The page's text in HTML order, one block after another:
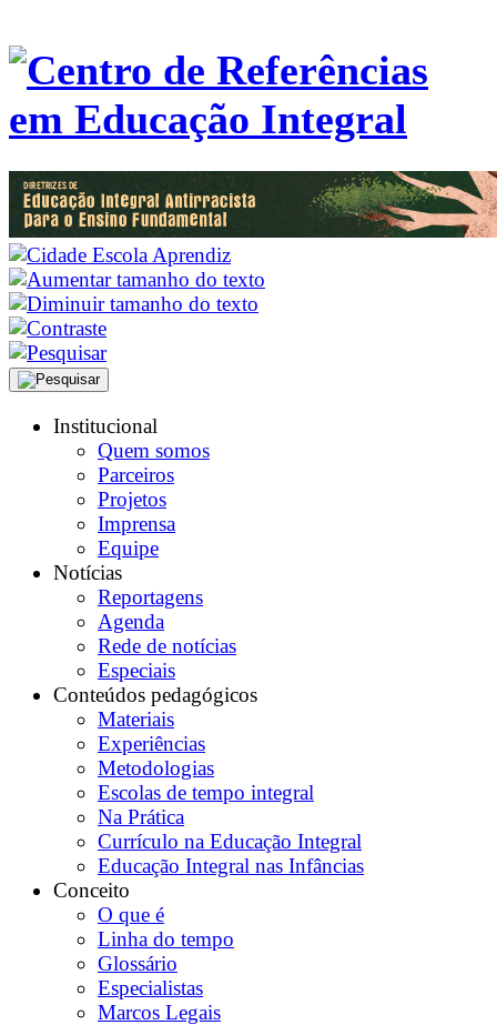
Institucional
Quem somos
Parceiros
Projetos
Imprensa
Equipe
Notícias
Reportagens
Agenda
Rede de notícias
Especiais
Conteúdos pedagógicos
Materiais
Experiências
Metodologias
Escolas de tempo integral
Na Prática
Currículo na Educação Integral
Educação Integral nas Infâncias
Conceito
O que é
Linha do tempo
Glossário
Especialistas
Marcos Legais